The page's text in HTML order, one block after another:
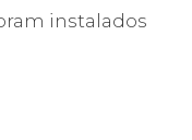
instalados